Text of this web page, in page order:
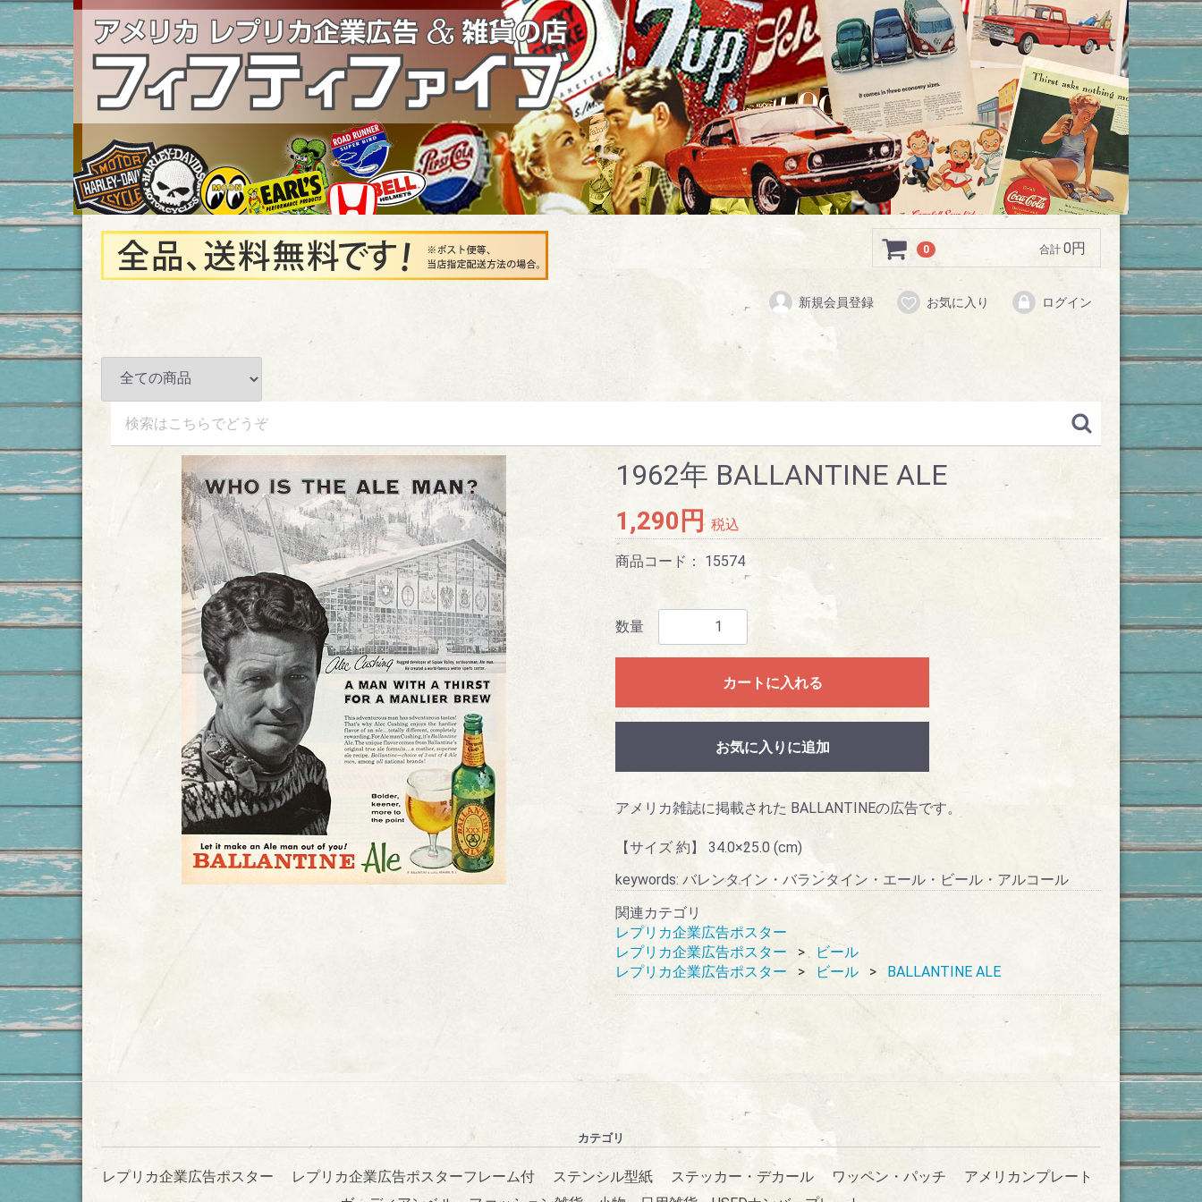
新規会員登録 お気に入り ログイン
0 合計 0円
1962年 BALLANTINE ALE
1,290円 税込
商品コード： 15574
数量
カートに入れる
お気に入りに追加
アメリカ雑誌に掲載された BALLANTINEの広告です。
【サイズ 約】 34.0×25.0 (cm)
keywords: バレンタイン・バランタイン・エール・ビール・アルコール
関連カテゴリ
レプリカ企業広告ポスター
レプリカ企業広告ポスター
ビール
レプリカ企業広告ポスター
ビール BALLANTINE ALE
カテゴリ
レプリカ企業広告ポスター レプリカ企業広告ポスターフレーム付 ステンシル型紙 ステッカー・デカール ワッペン・パッチ
アメリカンプレート